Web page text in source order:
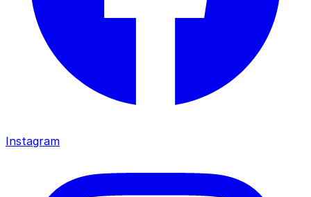
Instagram